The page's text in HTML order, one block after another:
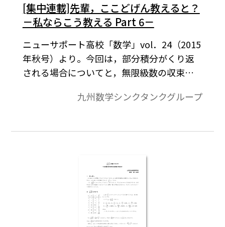
[集中連載]先輩，ここどげん教えると？
－私ならこう教える Part 6－
ニューサポート高校「数学」vol．24（2015
年秋号）より。今回は，部分積分がくり返
される場合についてと，無限級数の収束，
した。また，前回（Part 5）に引き続いて，
てみました。
九州数学シンクタンクグループ